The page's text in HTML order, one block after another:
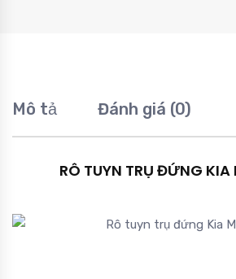
Mô tả Đánh giá (0)
RÔ TUYN TRỤ ĐỨNG KIA